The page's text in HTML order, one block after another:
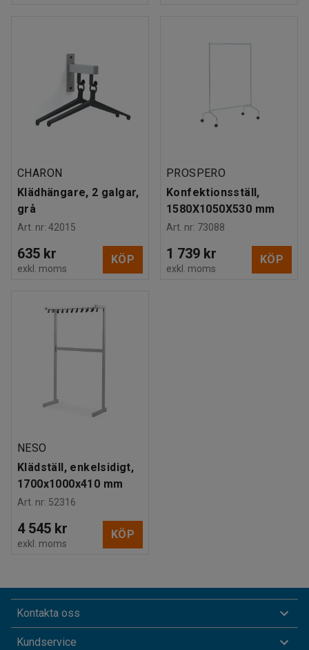
CHARON
Klädhängare, 2 galgar,
grå
Art. nr: 42015
635 kr
exkl. moms
KÖP
PROSPERO
Konfektionsställ,
1580X1050X530 mm
Art. nr: 73088
1 739 kr
exkl. moms
KÖP
NESO
Klädställ, enkelsidigt,
1700x1000x410 mm
Art. nr: 52316
4 545 kr
exkl. moms
KÖP
Kontakta oss
Kundservice